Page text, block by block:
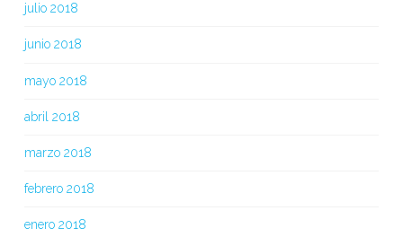
julio 2018
junio 2018
mayo 2018
abril 2018
marzo 2018
febrero 2018
enero 2018